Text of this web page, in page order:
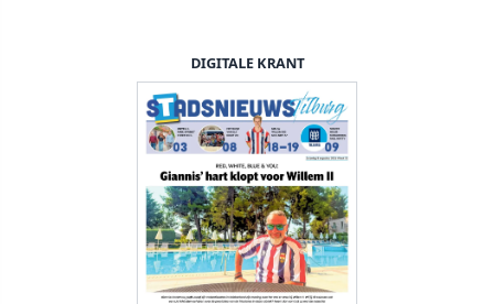
DIGITALE KRANT